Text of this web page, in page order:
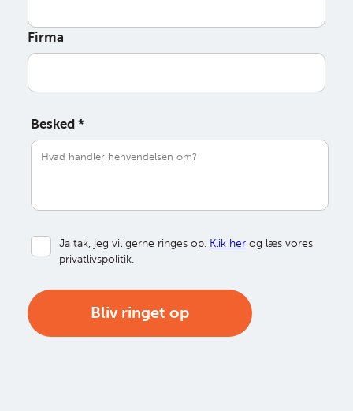
Firma
Besked *
Ja tak, jeg vil gerne ringes op. Klik her og læs vores
privatlivspolitik.